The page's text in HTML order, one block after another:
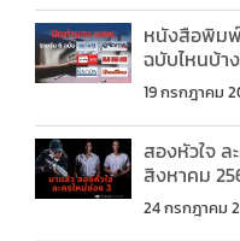
หนังสือพิม
ฉบับไหนบ้าง
19 กรกฎาคม
สองหัวใจ ล
สิงหาคม
24 กรกฎาคม